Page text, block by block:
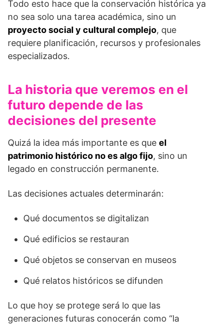
Todo esto hace que la conservación histórica ya
no sea solo una tarea académica, sino un
proyecto social y cultural complejo, que
requiere planificación, recursos y profesionales
especializados.
La historia que veremos en el
futuro depende de las
decisiones del presente
Quizá la idea más importante es que el
patrimonio histórico no es algo fijo, sino un
legado en construcción permanente.
Las decisiones actuales determinarán:
Qué documentos se digitalizan
Qué edificios se restauran
Qué objetos se conservan en museos
Qué relatos históricos se difunden
Lo que hoy se protege será lo que las
generaciones futuras conocerán como “la